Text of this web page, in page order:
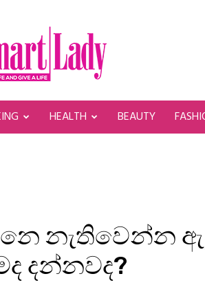
HEALTH BEAUTY
නැතිවෙන්න
දන්නවද?